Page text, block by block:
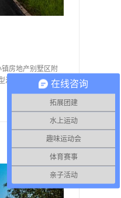
房地产别墅区附
活动草坪可供活动
与颜色，整个跑步
在线咨询
拓展团建
水上运动
趣味运动会
体育赛事
亲子活动